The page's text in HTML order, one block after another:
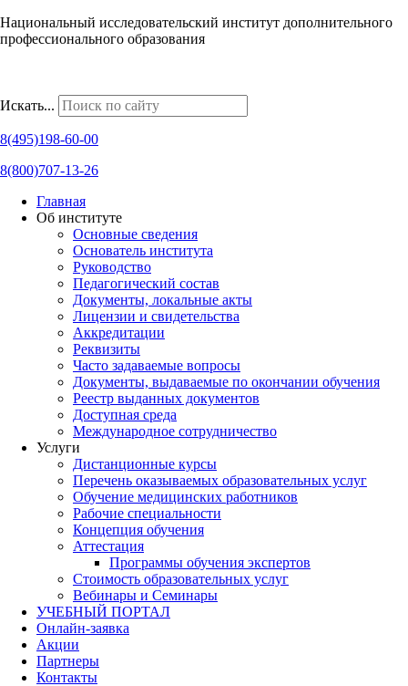
Национальный исследовательский институт дополнительного
профессионального образования
Искать...
8(495)198-60-00
8(800)707-13-26
Главная
Об институте
Основные сведения
Основатель института
Руководство
Педагогический состав
Документы, локальные акты
Лицензии и свидетельства
Аккредитации
Реквизиты
Часто задаваемые вопросы
Документы, выдаваемые по окончании обучения
Реестр выданных документов
Доступная среда
Международное сотрудничество
Услуги
Дистанционные курсы
Перечень оказываемых образовательных услуг
Обучение медицинских работников
Рабочие специальности
Концепция обучения
Аттестация
Программы обучения экспертов
Стоимость образовательных услуг
Вебинары и Семинары
УЧЕБНЫЙ ПОРТАЛ
Онлайн-заявка
Акции
Партнеры
Контакты